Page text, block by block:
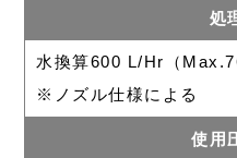
処
水換算600 L/Hr（
※ノズル仕様による
使用